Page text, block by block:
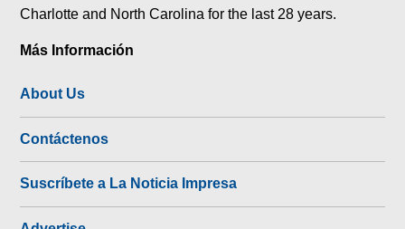
Charlotte and North Carolina for the last 28 years.
Más Información
About Us
Contáctenos
Suscríbete a La Noticia Impresa